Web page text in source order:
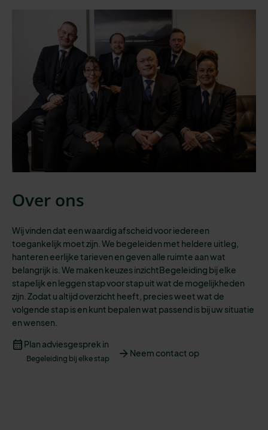
Over ons
Wij vinden dat een waardig afscheid voor iedereen
toegankelijk moet zijn. We begeleiden met heldere uitleg,
hanteren eerlijke tarieven en geven alle ruimte aan wat
belangrijk is. We maken keuzes inzichtBegeleiding bij elke
stapelijk en leggen stap voor stap uit wat de mogelijkheden
zijn. Zodat u altijd overzicht heeft precies weet wat de
volgende stap isen kunt bepalen wat passend is bij uw situatie
enwensen
Plan adviesgesprek in
Begeleiding bij elke stap Neem contact op